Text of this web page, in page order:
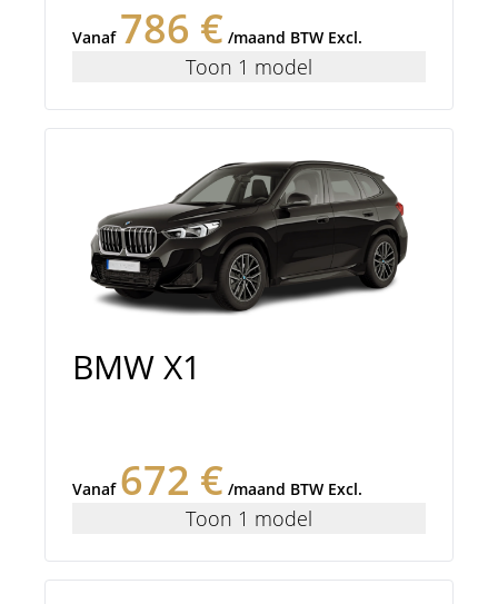
Vanaf 786 € /maand BTW Excl.
Toon 1 model
BMW X1
Vanaf 672 € /maand BTW Excl.
Toon 1 model